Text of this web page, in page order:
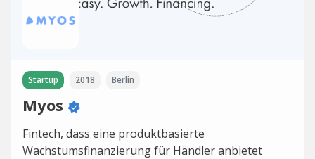
Startup 2018 Berlin
Myos
Fintech, dass eine produktbasierte
Wachstumsfinanzierung für Händler anbietet